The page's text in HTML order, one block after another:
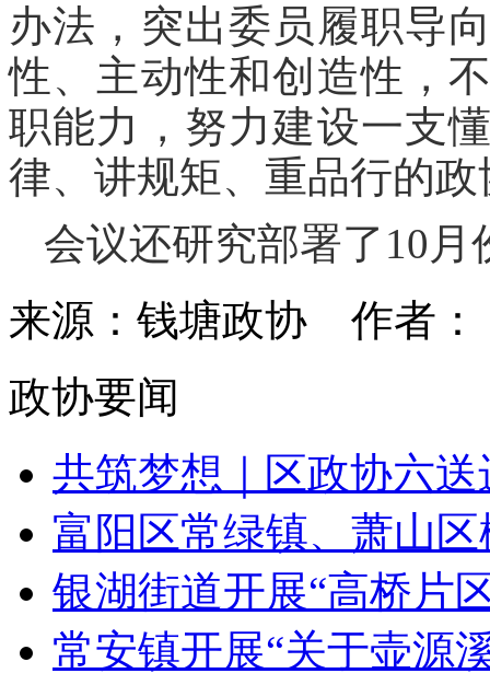
办法，突出委员履职导
性、主动性和创造性，
职能力，努力建设一支
律、讲规矩、重品行的
会议还研究部署了10月
来源：钱塘政协 作者
政协要闻
共筑梦想｜区政协六
富阳区常绿镇、萧山
银湖街道开展“高桥片
常安镇开展“关于壶源